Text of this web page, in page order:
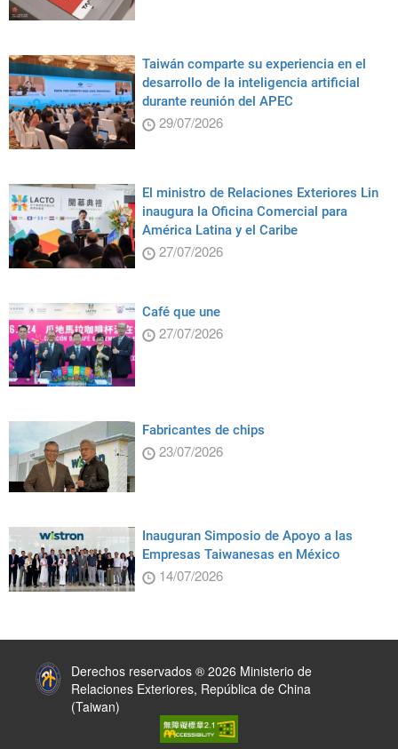
Taiwán comparte su experiencia en el
desarrollo de la inteligencia artificial
durante reunión del APEC
29/07/2026
El ministro de Relaciones Exteriores Lin
inaugura la Oficina Comercial para
América Latina y el Caribe
27/07/2026
Café que une
27/07/2026
Fabricantes de chips
23/07/2026
Inauguran Simposio de Apoyo a las
Empresas Taiwanesas en México
14/07/2026
Derechos reservados ® 2026 Ministerio de
Relaciones Exteriores, República de China
(Taiwan)